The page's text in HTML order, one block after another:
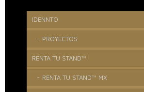
IDENNTO
PROYECTOS
RENTA TU STAND™
RENTA TU STAND™ MX